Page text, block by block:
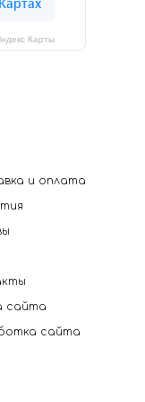
Карты
и оплата
сайта
сайта